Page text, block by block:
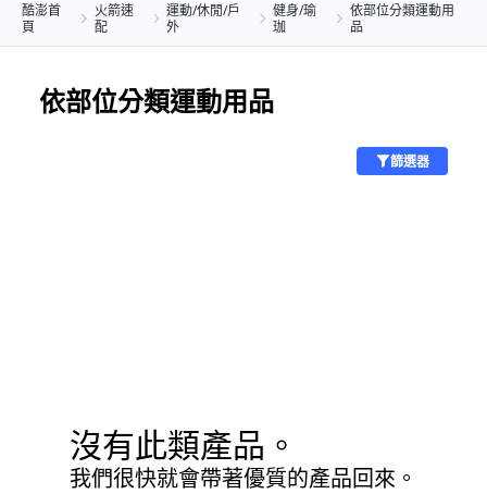
酷澎首
頁
火箭速
配
運動/休閒/戶
外
健身/瑜
珈
依部位分類運動用
品
依部位分類運動用品
篩選器
沒有此類產品。
我們很快就會帶著優質的產品回來。